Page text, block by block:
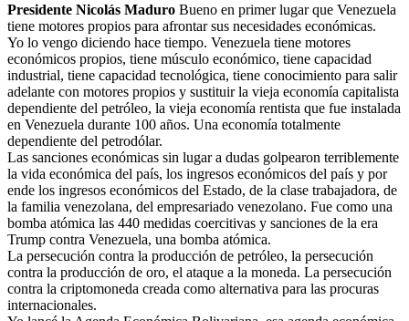
Presidente Nicolás Maduro Bueno en primer lugar que Venezuela
tiene motores propios para afrontar sus necesidades económicas.
Yo lo vengo diciendo hace tiempo. Venezuela tiene motores
económicos propios, tiene músculo económico, tiene capacidad
industrial, tiene capacidad tecnológica, tiene conocimiento para salir
adelante con motores propios y sustituir la vieja economía capitalista
dependiente del petróleo, la vieja economía rentista que fue instalada
en Venezuela durante 100 años. Una economía totalmente
dependiente del petrodólar.
Las sanciones económicas sin lugar a dudas golpearon terriblemente
la vida económica del país, los ingresos económicos del país y por
ende los ingresos económicos del Estado, de la clase trabajadora, de
la familia venezolana, del empresariado venezolano. Fue como una
bomba atómica las 440 medidas coercitivas y sanciones de la era
Trump contra Venezuela, una bomba atómica.
La persecución contra la producción de petróleo, la persecución
contra la producción de oro, el ataque a la moneda. La persecución
contra la criptomoneda creada como alternativa para las procuras
internacionales.